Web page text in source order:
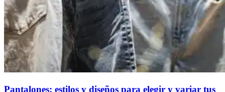
Pantalones: estilos y diseños para elegir y variar tus